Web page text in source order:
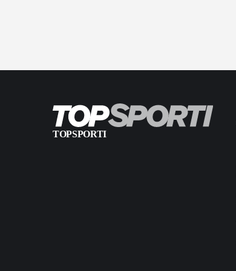
TOPSPORTI